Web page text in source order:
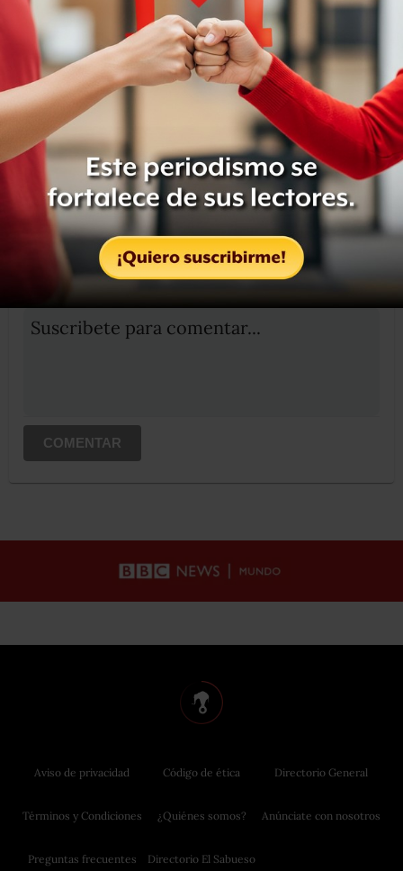
Compartir Leer después
OCULTAR COMENTARIOS
Suscribete para comentar...
COMENTAR
Aviso de privacidad
Términos y Condiciones
Preguntas frecuentes
Código de ética
¿Quiénes somos?
Directorio El Sabueso
Directorio General
Anúnciate con nosotros